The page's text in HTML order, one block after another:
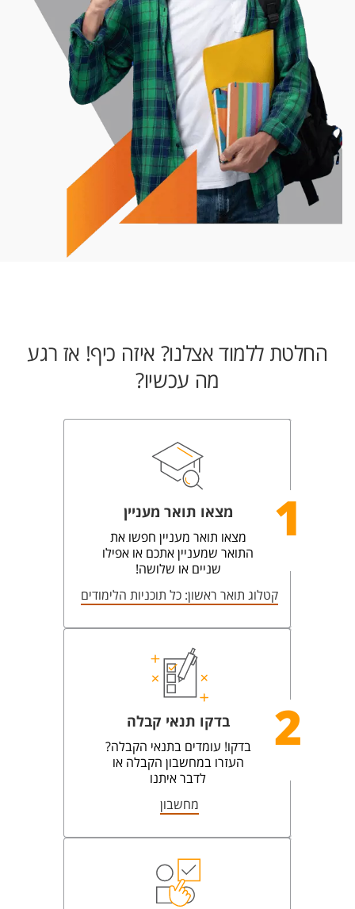
החלטת ללמוד אצלנו? איזה כיף! אז רגע
מה עכשיו?
1 מצאו תואר מעניין
מצאו תואר מעניין חפשו את
התואר שמעניין אתכם או אפילו
שניים או שלושה!
קטלוג תואר ראשון: כל תוכניות הלימודים
2 בדקו תנאי קבלה
בדקו! עומדים בתנאי הקבלה?
העזרו במחשבון הקבלה או
לדבר איתנו
מחשבון